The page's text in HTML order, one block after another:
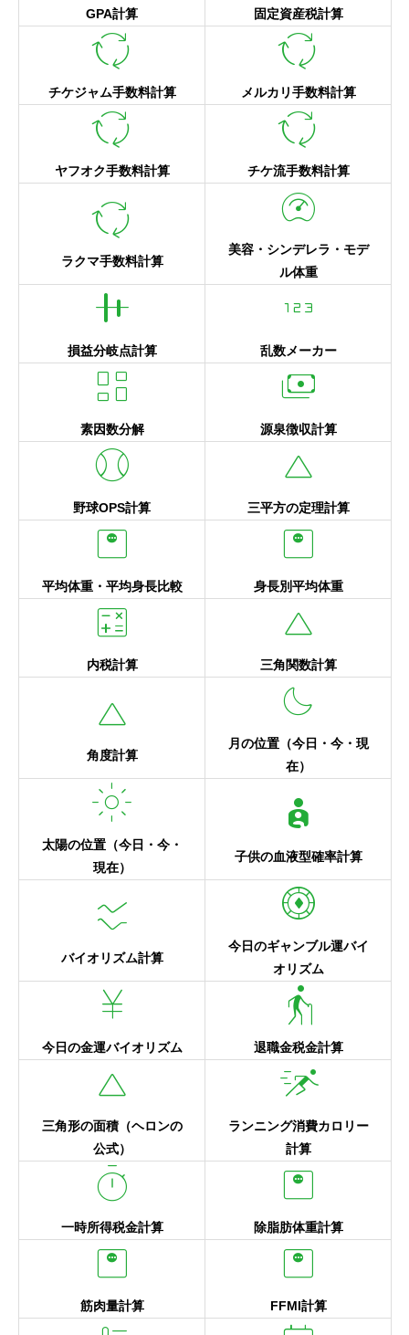
GPA計算 固定資産税計算
cycle
チケジャム手数料計算
cycle
メルカリ手数料計算
cycle
ヤフオク手数料計算
cycle
チケ流手数料計算
cycle
ラクマ手数料計算
readiness_score
美容・シンデレラ・モデ
ル体重
align_vertical_center
損益分岐点計算
123
乱数メーカー
dashboard
素因数分解
payments
源泉徴収計算
sports_baseball
野球OPS計算
change_history
三平方の定理計算
monitor_weight
平均体重・平均身長比較
monitor_weight
身長別平均体重
calculate
内税計算
change_history
三角関数計算
change_history
角度計算
dark_mode
月の位置（今日・今・現
在）
light_mode
太陽の位置（今日・今・
現在）
account_child_invert
子供の血液型確率計算
ssid_chart
バイオリズム計算
poker_chip
今日のギャンブル運バイ
オリズム
currency_yen
今日の金運バイオリズム
elderly
退職金税金計算
change_history
三角形の面積（ヘロンの
公式）
sprint
ランニング消費カロリー
計算
timer
一時所得税金計算
monitor_weight
除脂肪体重計算
monitor_weight
筋肉量計算
monitor_weight
FFMI計算